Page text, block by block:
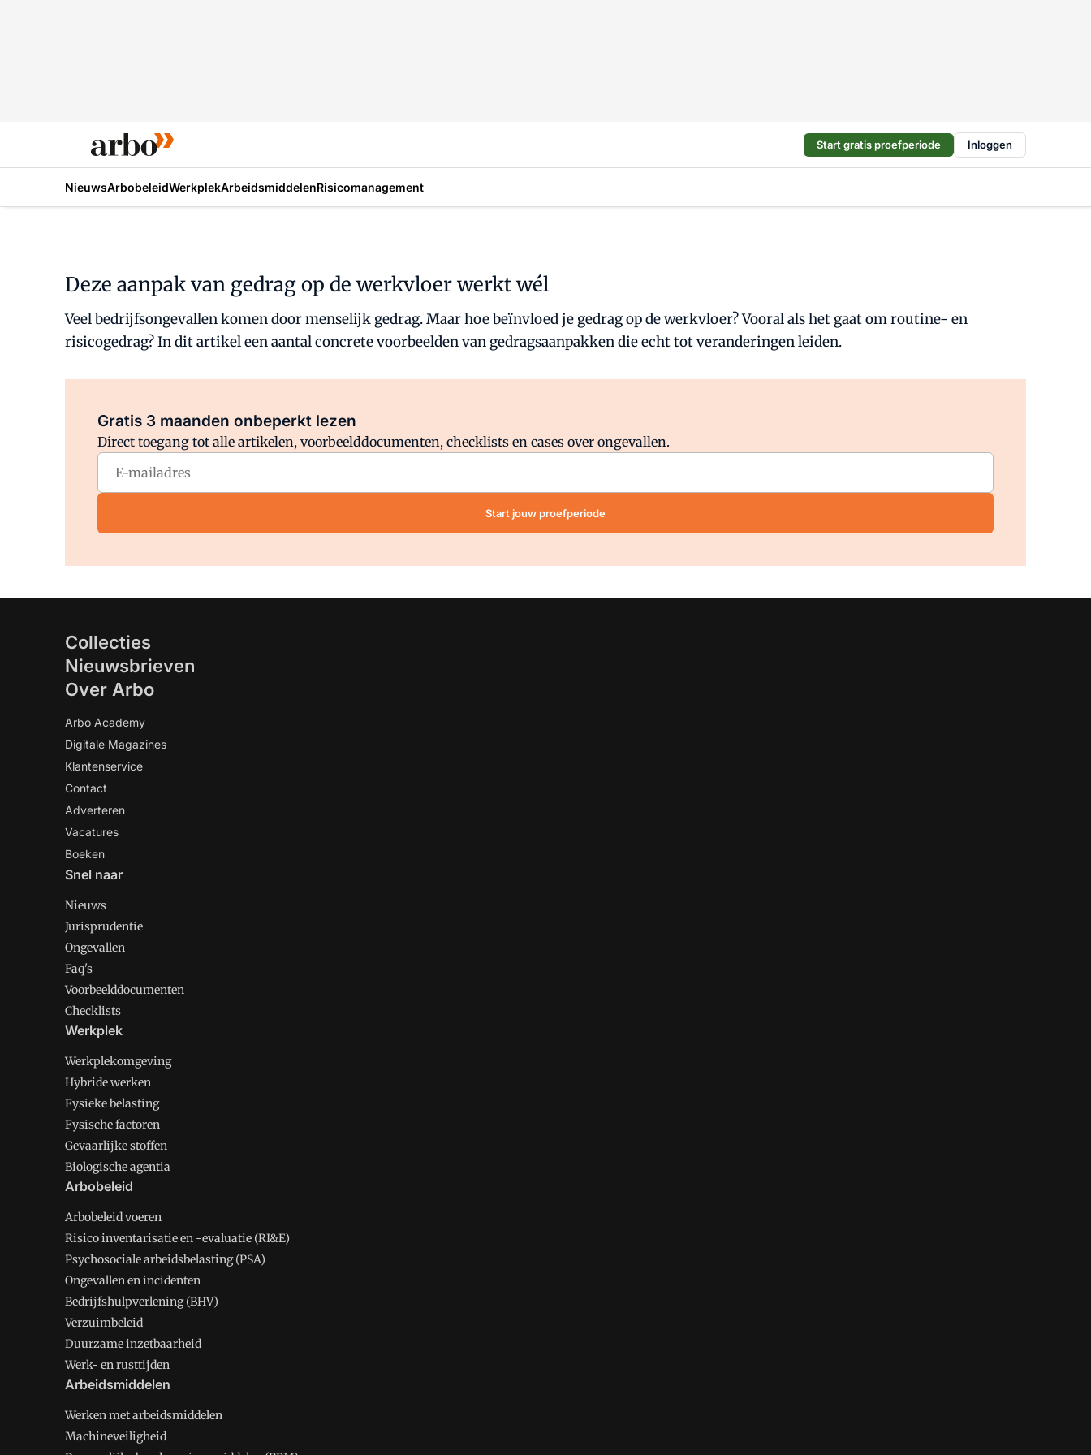
Start gratis proefperiode Inloggen
NieuwsArbobeleidWerkplekArbeidsmiddelenRisicomanagement
Deze aanpak van gedrag op de werkvloer werkt wél
Veel bedrijfsongevallen komen door menselijk gedrag. Maar hoe beïnvloed je gedrag op de werkvloer? Vooral als het gaat om routine- en
risicogedrag? In dit artikel een aantal concrete voorbeelden van gedragsaanpakken die echt tot veranderingen leiden.
Gratis 3 maanden onbeperkt lezen
Direct toegang tot alle artikelen, voorbeelddocumenten, checklists en cases over ongevallen.
Start jouw proefperiode
Collecties
Nieuwsbrieven
Over Arbo
Arbo Academy
Digitale Magazines
Klantenservice
Contact
Adverteren
Vacatures
Boeken
Snel naar
Nieuws
Jurisprudentie
Ongevallen
Faq's
Voorbeelddocumenten
Checklists
Werkplek
Werkplekomgeving
Hybride werken
Fysieke belasting
Fysische factoren
Gevaarlijke stoffen
Biologische agentia
Arbobeleid
Arbobeleid voeren
Risico inventarisatie en -evaluatie (RI&E)
Psychosociale arbeidsbelasting (PSA)
Ongevallen en incidenten
Bedrijfshulpverlening (BHV)
Verzuimbeleid
Duurzame inzetbaarheid
Werk- en rusttijden
Arbeidsmiddelen
Werken met arbeidsmiddelen
Machineveiligheid